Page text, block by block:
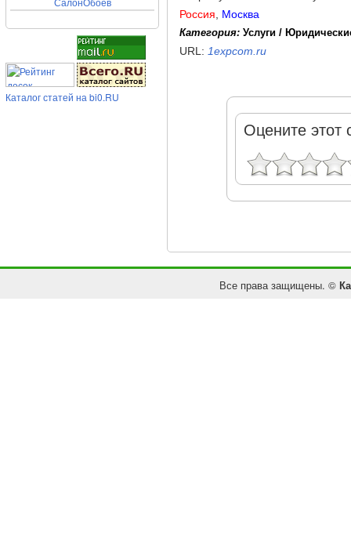
Каталог статей на bi0.RU
Россия
Москва
Категория: Услуги /
URL: 1expcom.ru
Оцените этот
Все права защищены. ©